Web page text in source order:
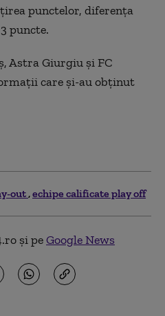
punctelor, diferenţa
puncte.
Astra Giurgiu şi FC
care şi-au obţinut
out echipe calificate play off
și peGoogle News